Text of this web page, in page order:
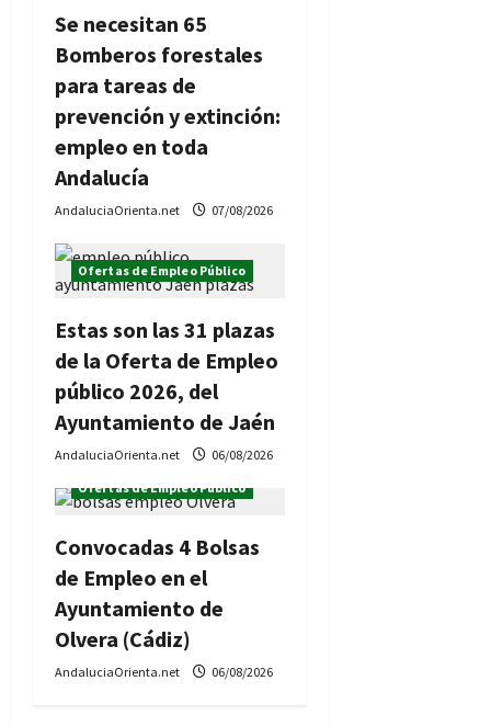
Se necesitan 65
Bomberos forestales
para tareas de
prevención y extinción:
empleo en toda
Andalucía
AndaluciaOrienta.net 07/08/2026
Ofertas de Empleo Público
Estas son las 31 plazas
de la Oferta de Empleo
público 2026, del
Ayuntamiento de Jaén
AndaluciaOrienta.net
06/08/2026
Ofertas de Empleo Público
Convocadas 4 Bolsas
de Empleo en el
Ayuntamiento de
Olvera (Cádiz)
AndaluciaOrienta.net 06/08/2026